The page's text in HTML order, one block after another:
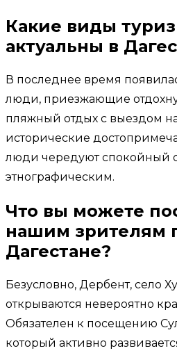
Какие виды
актуальны в
В последнее время
люди, приезжающие
пляжный отдых с выездом
исторические
люди чередуют спокойный
этнографическим.
Что вы можете
нашим зрителям
Дагестане?
Безусловно, Дербент, село
открываются невероятно
Обязателен к посещению
который активно